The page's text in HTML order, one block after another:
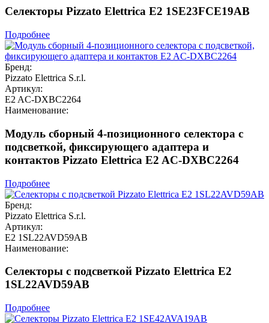
Селекторы Pizzato Elettrica E2 1SE23FCE19AB
Подробнее
Бренд:
Pizzato Elettrica S.r.l.
Артикул:
E2 AC-DXBC2264
Наименование:
Модуль сборный 4-позиционного селектора с
подсветкой, фиксирующего адаптера и
контактов Pizzato Elettrica E2 AC-DXBC2264
Подробнее
Бренд:
Pizzato Elettrica S.r.l.
Артикул:
E2 1SL22AVD59AB
Наименование:
Селекторы с подсветкой Pizzato Elettrica E2
1SL22AVD59AB
Подробнее